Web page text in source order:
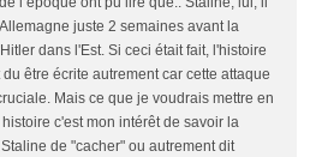
juste 2 semaines avant la
dans l'Est. Si ceci était fait, l'histoire
être écrite autrement car cette attaque
Mais ce que je voudrais mettre en
c'est mon intérêt de savoir la
de "cacher" ou autrement dit